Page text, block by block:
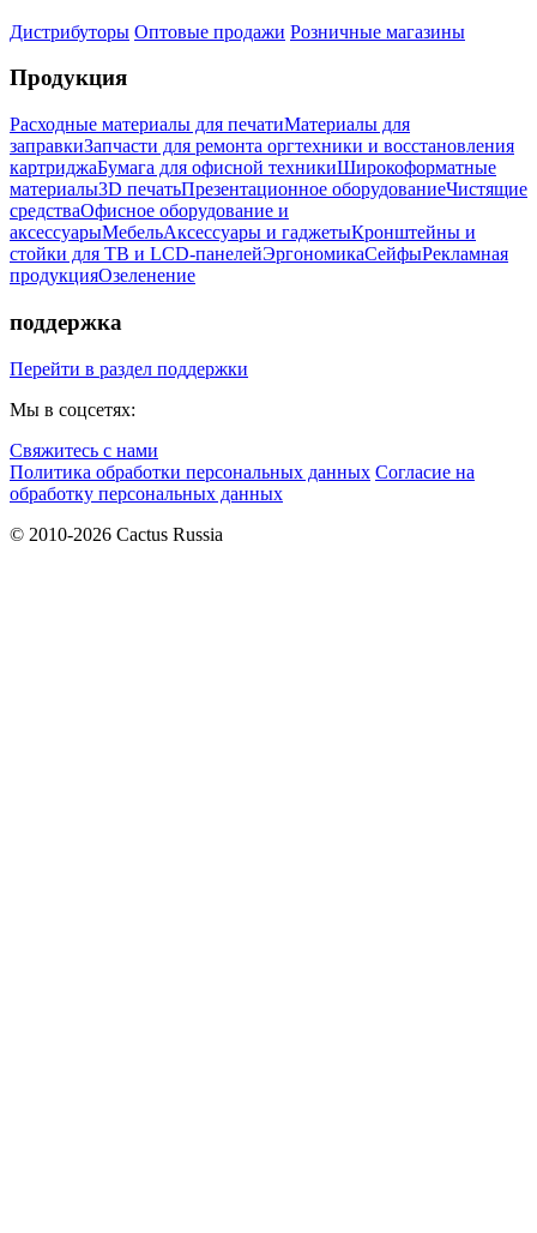
Дистрибуторы Оптовые продажи Розничные магазины
Продукция
Расходные материалы для печатиМатериалы для
заправкиЗапчасти для ремонта оргтехники и восстановления
картриджаБумага для офисной техникиШирокоформатные
материалы3D печатьПрезентационное оборудованиеЧистящие
средстваОфисное оборудование и
аксессуарыМебельАксессуары и гаджетыКронштейны и
стойки для ТВ и LCD-панелейЭргономикаСейфыРекламная
продукцияОзеленение
поддержка
Перейти в раздел поддержки
Мы в соцсетях:
Свяжитесь с нами
Политика обработки персональных данных Согласие на
обработку персональных данных
© 2010-2026 Cactus Russia